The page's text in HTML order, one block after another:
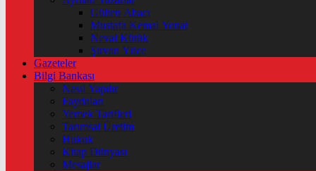
Gülten Abacı
Mustafa Kemal Yonat
Neval Kütük
Şirvan Yüce
Gazeteler
Bilgi Bankası
Nasıl Yapılır
Faydaları
Yemek Tarifleri
Tarımsal Üretim
Hukuk
Kitap Dünyası
Mesajlar